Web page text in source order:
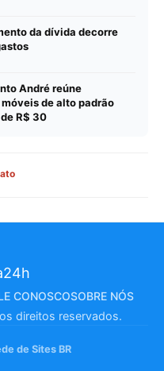
da dívida decorre
André reúne
de alto padrão
R$ 30
CONOSCOSOBRE NÓS
direitos reservados.
de Sites BR